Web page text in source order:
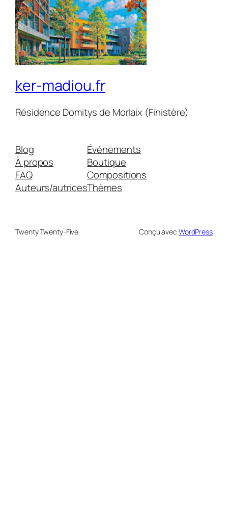
ker-madiou.fr
Résidence Domitys de Morlaix (Finistère)
Blog
À propos
FAQ
Auteurs/autrices
Évènements
Boutique
Compositions
Thèmes
Twenty Twenty-Five Conçu avec WordPress